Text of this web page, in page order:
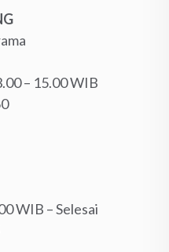
– 15.00 WIB
WIB – Selesai